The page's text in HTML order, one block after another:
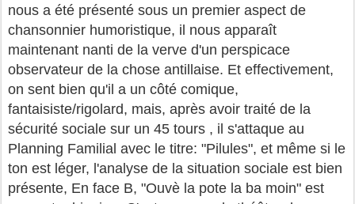
nous a été présenté sous un premier aspect de
chansonnier humoristique, il nous apparaît
maintenant nanti de la verve d'un perspicace
observateur de la chose antillaise. Et effectivement,
on sent bien qu'il a un côté comique,
fantaisiste/rigolard, mais, après avoir traité de la
sécurité sociale sur un 45 tours , il s'attaque au
Planning Familial avec le titre: "Pilules", et même si le
ton est léger, l'analyse de la situation sociale est bien
présente, En face B, "Ouvè la pote la ba moin" est